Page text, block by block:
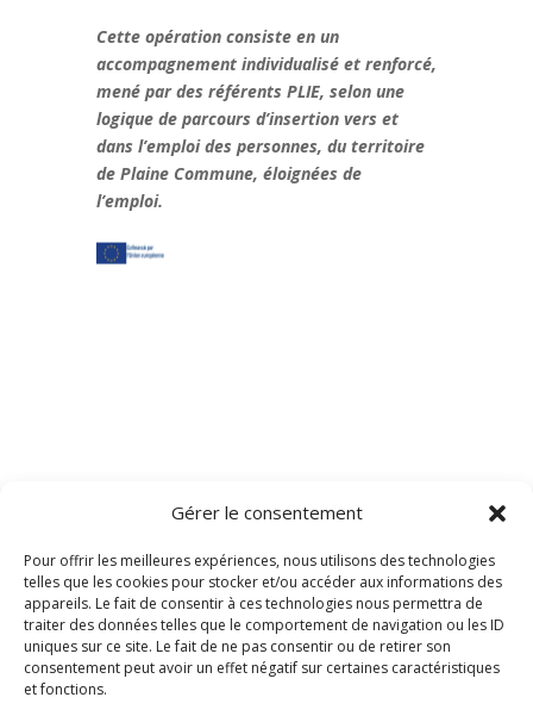
Gérer le consentement
Pour offrir les meilleures expériences, nous utilisons des technologies
telles que les cookies pour stocker et/ou accéder aux informations des
appareils. Le fait de consentir à ces technologies nous permettra de
traiter des données telles que le comportement de navigation ou les ID
uniques sur ce site. Le fait de ne pas consentir ou de retirer son
consentement peut avoir un effet négatif sur certaines caractéristiques
et fonctions.
Cette opération consiste en un
accompagnement individualisé et renforcé,
mené par des référents PLIE, selon une
logique de parcours d’insertion vers et
dans l’emploi des personnes, du territoire
de Plaine Commune, éloignées de
l’emploi.